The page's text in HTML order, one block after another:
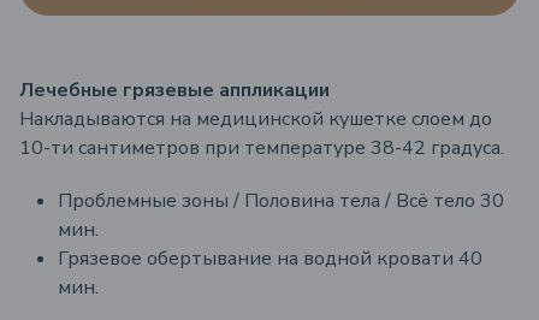
Лечебные грязевые аппликации
Накладываются на медицинской кушетке слоем до
10-ти сантиметров при температуре 38-42 градуса.
Проблемные зоны / Половина тела / Всё тело 30
мин.
Грязевое обертывание на водной кровати 40
мин.